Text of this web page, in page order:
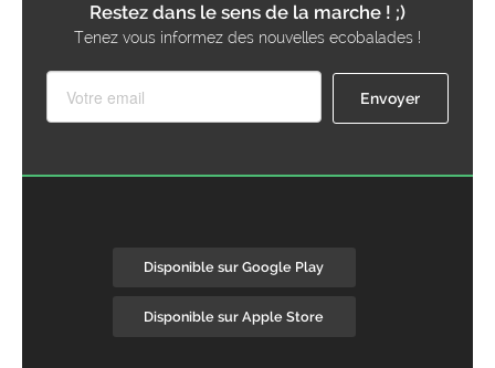
Restez dans le sens de la marche ! ;)
Tenez vous informez des nouvelles ecobalades !
Disponible sur Google Play
Disponible sur Apple Store